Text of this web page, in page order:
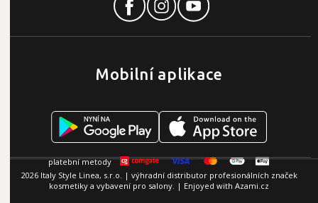
Mobilní aplikace
2026 Italy Style Linea, s.r.o. | výhradní distributor profesionálních značek
kosmetiky a vybavení pro salony. | Enjoyed with Azami.cz